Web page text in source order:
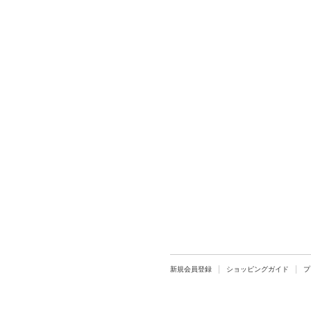
新規会員登録 ショッピングガイド